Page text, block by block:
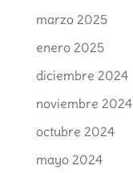
marzo 2025
enero 2025
diciembre 2024
noviembre 2024
octubre 2024
mayo 2024